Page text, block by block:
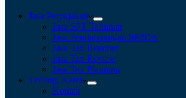
Jasa Perpajakan
Jasa SPT Tahunan
Jasa Pendampingan SP2DK
Jasa Tax Retainer
Jasa Tax Review
Jasa Tax Planning
Tentang Kami
Kontak